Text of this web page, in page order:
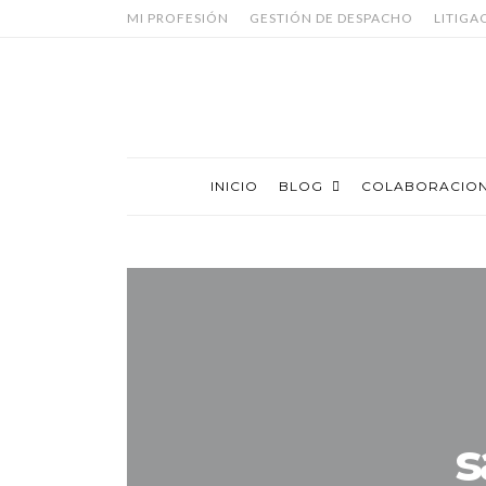
MI PROFESIÓN GESTIÓN DE DESPACHO
INICIO BLOG